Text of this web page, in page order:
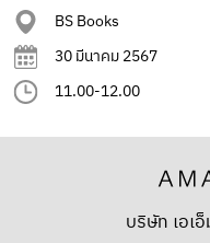
BS Books
30 มีนาคม 2567
11.00-12.00
บริษัท เอเ